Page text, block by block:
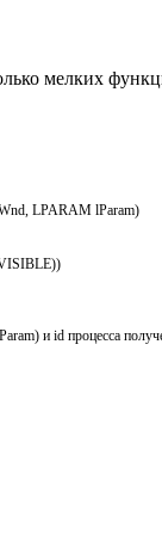
мелких
, LPARAM lParam)
))
и id процесса